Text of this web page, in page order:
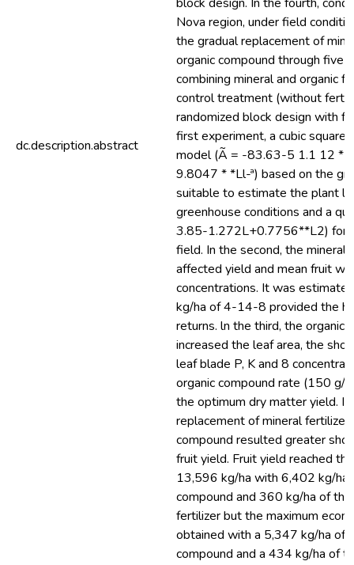
dc.description.abstract
Nova region, under field
the gradual replacement of
organic compound through five
combining mineral and organic
control treatment (without
randomized block design with
first experiment, a cubic
model (Ã = -83.63-5 1.1 12 *
9.8047 * *Ll-ª) based on the
suitable to estimate the plant
greenhouse conditions and a
3.85-1.272L+0.7756**L2) for
field. In the second, the mineral
affected yield and mean fruit
concentrations. It was
kg/ha of 4-14-8 provided the
returns. ln the third, the organic
increased the leaf area, the
leaf blade P, K and 8
organic compound rate (150 g/
the optimum dry matter yield.
replacement of mineral fertilizer
compound resulted greater
fruit yield. Fruit yield reached
13,596 kg/ha with 6,402 kg/ha
compound and 360 kg/ha of
fertilizer but the maximum
obtained with a 5,347 kg/ha of
compound and a 434 kg/ha of